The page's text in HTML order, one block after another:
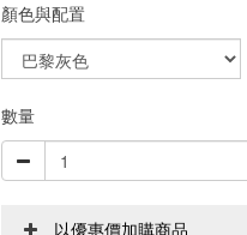
顏色與配置
數量
以優惠價加購商品